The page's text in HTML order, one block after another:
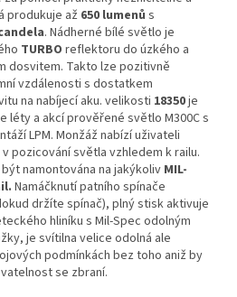
produkuje až 650 lumenů s
. Nádherné bílé světlo je
TURBO reflektoru do úzkého a
dosvitem. Takto lze pozitivně
vzdálenosti s dostatkem
na nabíjecí aku. velikosti 18350je
léty a akcí prověřené světlo M300C s
LPM. Monžáž nabízí uživateli
pozicování světla vzhledem k railu.
namontována na jakýkoliv MIL-
Namáčknutí patního spínače
držíte spínač), plný stisk aktivuje
hliníku s Mil-Spec odolným
je svítilna velice odolná ale
podmínkách bez toho aniž by
se zbraní.